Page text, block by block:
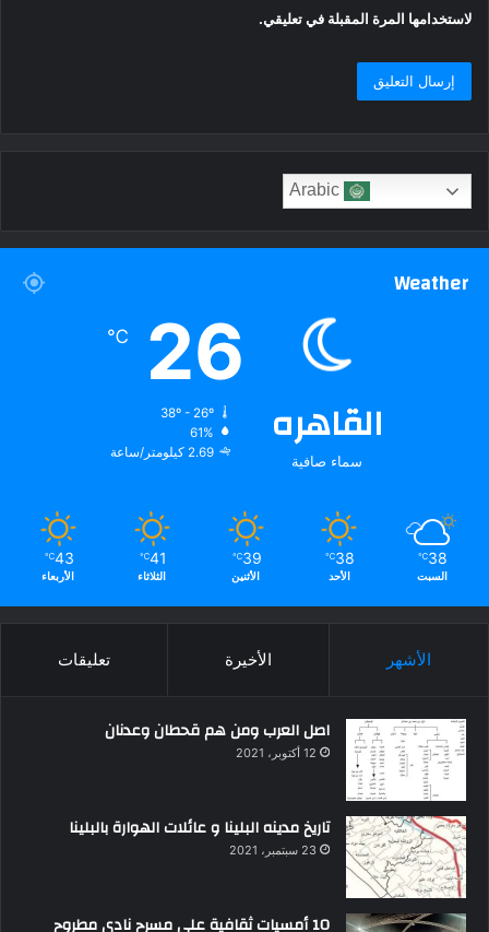
لاستخدامها المرة المقبلة في تعليقي.
Weather
القاهره
سماء صافية
26
℃
38º - 26º
61%
2.69 كيلومتر/ساعة
38
℃
السبت
38
℃
الأحد
39
℃
الأثنين
41
℃
الثلاثاء
43
℃
الأربعاء
الأشهر الأخيرة تعليقات
اصل العرب ومن هم قحطان وعدنان
12 أكتوبر، 2021
تاريخ مدينه البلينا و عائلات الهوارة بالبلينا
23 سبتمبر، 2021
10 أمسيات ثقافية علي مسرح نادي مطروح